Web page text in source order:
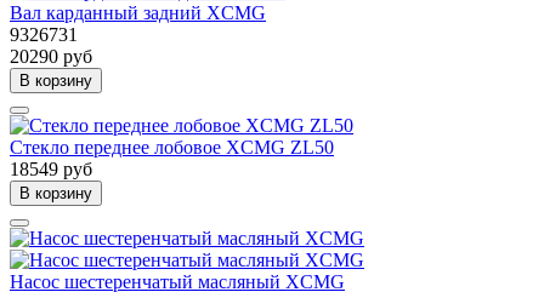
Вал карданный задний XCMG
9326731
20290 руб
В корзину
Стекло переднее лобовое XCMG ZL50
18549 руб
В корзину
Насос шестеренчатый масляный XCMG